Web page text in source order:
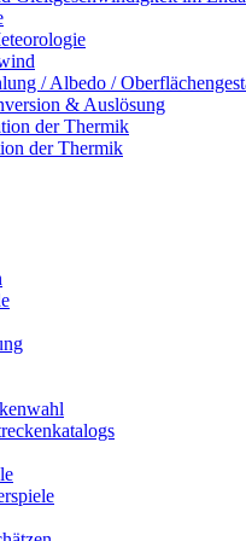
/ Albedo /
& Auslösung
der Thermik
der Thermik